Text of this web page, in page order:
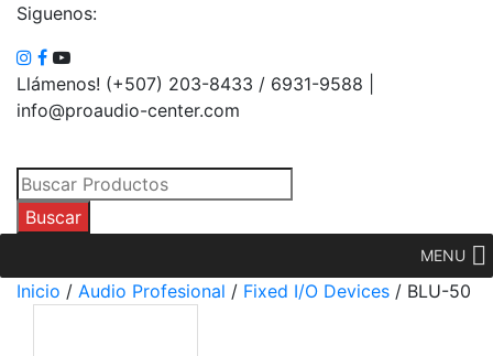
Siguenos:
Llámenos! (+507) 203-8433 / 6931-9588 |
info@proaudio-center.com
Búsqueda
de
productos
Buscar
MENU
Inicio / Audio Profesional / Fixed I/O Devices / BLU-50